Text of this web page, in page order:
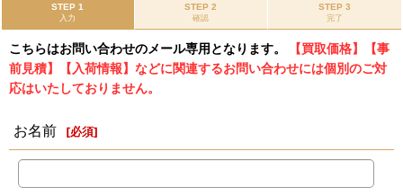
STEP 1
入力
STEP 2
確認
STEP 3
完了
こちらはお問い合わせのメール専用となります。
【買取価格】【事
前見積】【入荷情報】などに関連するお問い合わせには個別のご対
応はいたしておりません。
お名前 [必須]